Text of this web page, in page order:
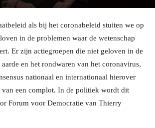
als bij het coronabeleid stuiten we op
in de problemen waar de wetenschap
Er zijn actiegroepen die niet geloven in de
en het rondwaren van het coronavirus,
nationaal en internationaal hierover
van een complot. In de politiek wordt dit
Forum voor Democratie van Thierry